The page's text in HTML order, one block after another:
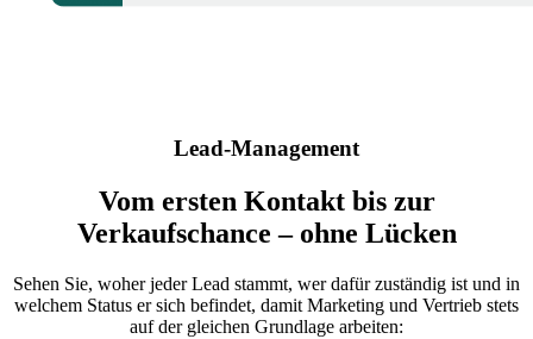
Lead-Management
Vom ersten Kontakt bis zur
Verkaufschance – ohne Lücken
Sehen Sie, woher jeder Lead stammt, wer dafür zuständig ist und in
welchem Status er sich befindet, damit Marketing und Vertrieb stets
auf der gleichen Grundlage arbeiten: